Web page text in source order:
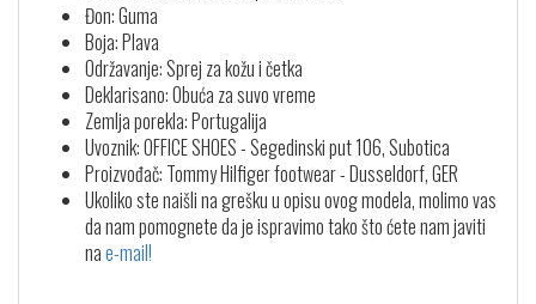
Đon: Guma
Boja: Plava
Održavanje: Sprej za kožu i četka
Deklarisano: Obuća za suvo vreme
Zemlja porekla: Portugalija
Uvoznik: OFFICE SHOES - Segedinski put 106, Subotica
Proizvođač: Tommy Hilfiger footwear - Dusseldorf, GER
Ukoliko ste naišli na grešku u opisu ovog modela, molimo vas
da nam pomognete da je ispravimo tako što ćete nam javiti
nae-mail!